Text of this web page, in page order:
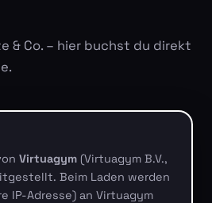
& Co. – hier buchst du direkt
Virtuagym (Virtuagym B.V.,
Beim Laden werden
IP-Adresse) an Virtuagym